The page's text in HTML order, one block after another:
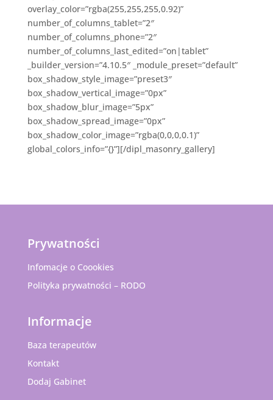
overlay_color=”rgba(255,255,255,0.92)”
number_of_columns_tablet=”2″
number_of_columns_phone=”2″
number_of_columns_last_edited=”on|tablet”
_builder_version=”4.10.5″ _module_preset=”default”
box_shadow_style_image=”preset3″
box_shadow_vertical_image=”0px”
box_shadow_blur_image=”5px”
box_shadow_spread_image=”0px”
box_shadow_color_image=”rgba(0,0,0,0.1)”
global_colors_info=”{}”][/dipl_masonry_gallery]
Prywatności
Infomacje o Coookies
Polityka prywatności – RODO
Informacje
Baza terapeutów
Kontakt
Dodaj Gabinet